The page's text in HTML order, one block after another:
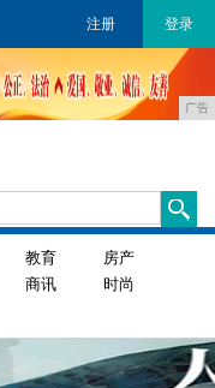
注册 登录
广告
教育
房产
商讯
时尚